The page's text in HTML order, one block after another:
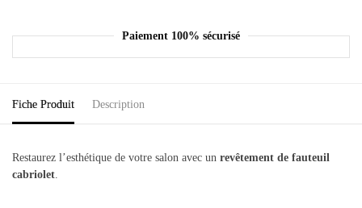
Paiement 100% sécurisé
Fiche Produit Description
Restaurez l’esthétique de votre salon avec un revêtement de fauteuil
cabriolet.